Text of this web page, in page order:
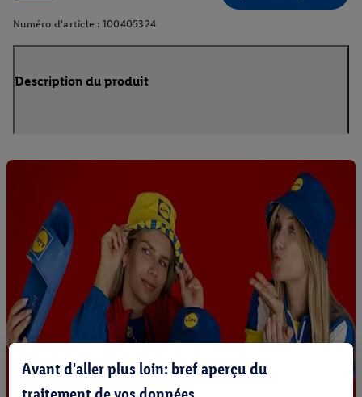
Numéro d'article : 100405324
Description du produit
Avant d'aller plus loin: bref aperçu du